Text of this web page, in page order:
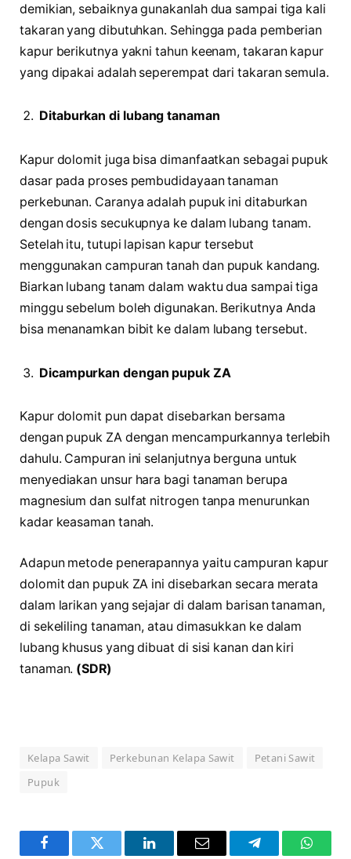
demikian, sebaiknya gunakanlah dua sampai tiga kali
takaran yang dibutuhkan. Sehingga pada pemberian
kapur berikutnya yakni tahun keenam, takaran kapur
yang dipakai adalah seperempat dari takaran semula.
Ditaburkan di lubang tanaman
Kapur dolomit juga bisa dimanfaatkan sebagai pupuk
dasar pada proses pembudidayaan tanaman
perkebunan. Caranya adalah pupuk ini ditaburkan
dengan dosis secukupnya ke dalam lubang tanam.
Setelah itu, tutupi lapisan kapur tersebut
menggunakan campuran tanah dan pupuk kandang.
Biarkan lubang tanam dalam waktu dua sampai tiga
minggu sebelum boleh digunakan. Berikutnya Anda
bisa menanamkan bibit ke dalam lubang tersebut.
Dicampurkan dengan pupuk ZA
Kapur dolomit pun dapat disebarkan bersama
dengan pupuk ZA dengan mencampurkannya terlebih
dahulu. Campuran ini selanjutnya berguna untuk
menyediakan unsur hara bagi tanaman berupa
magnesium dan sulfat nitrogen tanpa menurunkan
kadar keasaman tanah.
Adapun metode penerapannya yaitu campuran kapur
dolomit dan pupuk ZA ini disebarkan secara merata
dalam larikan yang sejajar di dalam barisan tanaman,
di sekeliling tanaman, atau dimasukkan ke dalam
lubang khusus yang dibuat di sisi kanan dan kiri
tanaman. (SDR)
Kelapa Sawit Perkebunan Kelapa Sawit
Petani Sawit
Pupuk
FacebookTwitter LinkedInEmail Telegram